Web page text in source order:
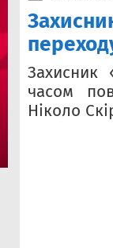
Захисник
часом
Ніколо